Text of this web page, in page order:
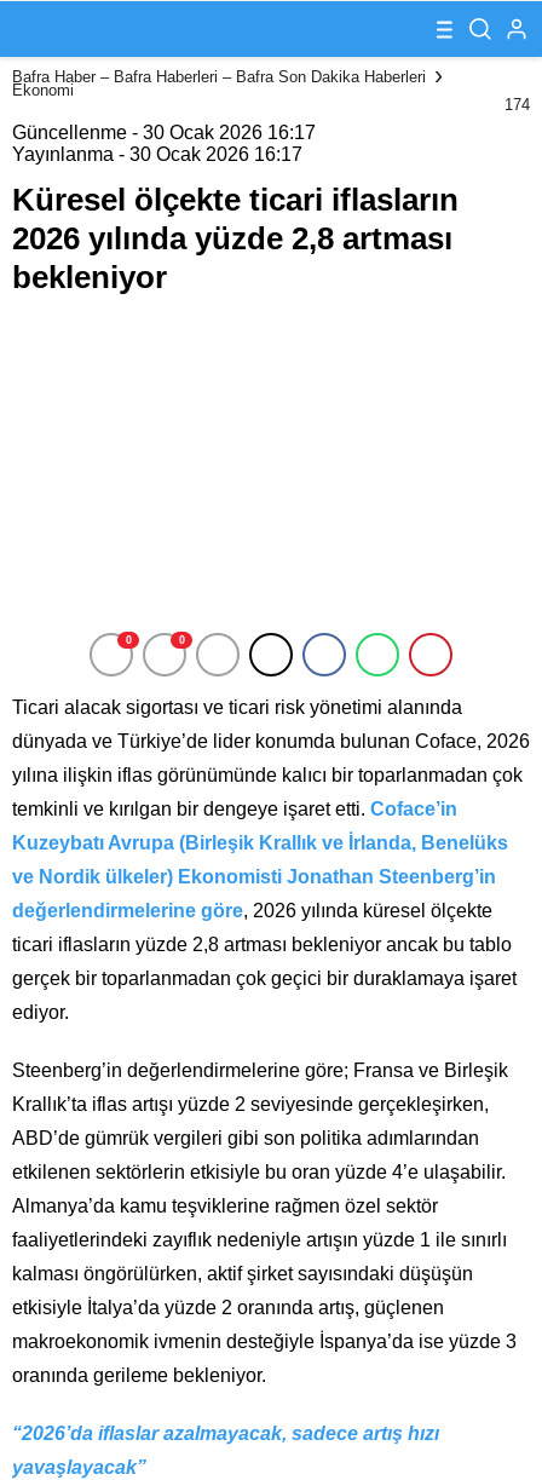
2026 yılında
yüzde 2,8
artması
bekleniyor
Bafra Haber – Bafra Haberleri – Bafra Son Dakika Haberleri
Ekonomi
174
Güncellenme - 30 Ocak 2026 16:17
Yayınlanma - 30 Ocak 2026 16:17
Küresel ölçekte ticari iflasların
2026 yılında yüzde 2,8 artması
bekleniyor
0 0
Ticari alacak sigortası ve ticari risk yönetimi alanında
dünyada ve Türkiye’de lider konumda bulunan Coface, 2026
yılına ilişkin iflas görünümünde kalıcı bir toparlanmadan çok
temkinli ve kırılgan bir dengeye işaret etti. Coface’in
Kuzeybatı Avrupa (Birleşik Krallık ve İrlanda, Benelüks
ve Nordik ülkeler) Ekonomisti Jonathan Steenberg’in
değerlendirmelerine göre, 2026 yılında küresel ölçekte
ticari iflasların yüzde 2,8 artması bekleniyor ancak bu tablo
gerçek bir toparlanmadan çok geçici bir duraklamaya işaret
ediyor.
Steenberg’in değerlendirmelerine göre; Fransa ve Birleşik
Krallık’ta iflas artışı yüzde 2 seviyesinde gerçekleşirken,
ABD’de gümrük vergileri gibi son politika adımlarından
etkilenen sektörlerin etkisiyle bu oran yüzde 4’e ulaşabilir.
Almanya’da kamu teşviklerine rağmen özel sektör
faaliyetlerindeki zayıflık nedeniyle artışın yüzde 1 ile sınırlı
kalması öngörülürken, aktif şirket sayısındaki düşüşün
etkisiyle İtalya’da yüzde 2 oranında artış, güçlenen
makroekonomik ivmenin desteğiyle İspanya’da ise yüzde 3
oranında gerileme bekleniyor.
“2026’da iflaslar azalmayacak, sadece artış hızı
yavaşlayacak”